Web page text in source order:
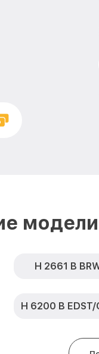
H 2661 B